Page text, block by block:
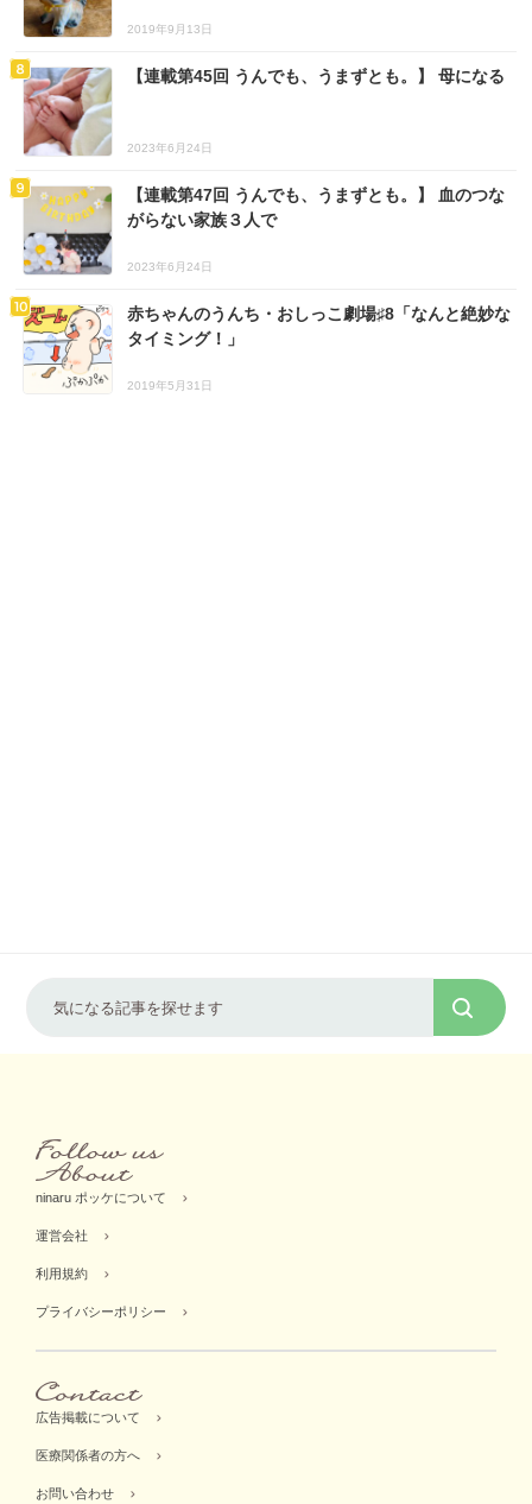
2019年9月13日
【連載第45回 うんでも、うまずとも。】 母になる
2023年6月24日
【連載第47回 うんでも、うまずとも。】 血のつな
がらない家族３人で
2023年6月24日
赤ちゃんのうんち・おしっこ劇場♯8「なんと絶妙な
タイミング！」
2019年5月31日
ninaru ポッケについて
運営会社
利用規約
プライバシーポリシー
広告掲載について
医療関係者の方へ
お問い合わせ